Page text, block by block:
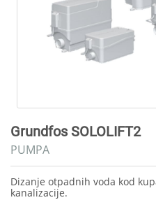
Grundfos SOLOLIFT2
PUMPA
Dizanje otpadnih voda kod
kanalizacije.